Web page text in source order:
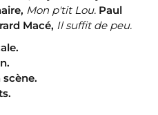
Mon p'tit Lou. Paul
Macé, Il suffit de peu.
scène.